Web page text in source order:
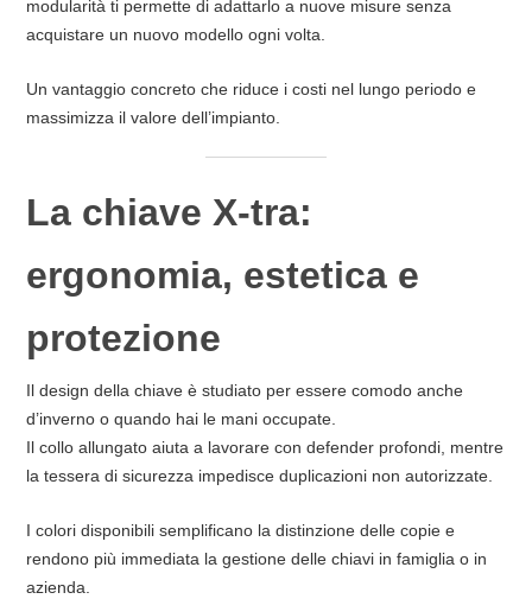
modularità ti permette di adattarlo a nuove misure senza
acquistare un nuovo modello ogni volta.
Un vantaggio concreto che riduce i costi nel lungo periodo e
massimizza il valore dell’impianto.
La chiave X-tra:
ergonomia, estetica e
protezione
Il design della chiave è studiato per essere comodo anche
d’inverno o quando hai le mani occupate.
Il collo allungato aiuta a lavorare con defender profondi, mentre
la tessera di sicurezza impedisce duplicazioni non autorizzate.
I colori disponibili semplificano la distinzione delle copie e
rendono più immediata la gestione delle chiavi in famiglia o in
azienda.